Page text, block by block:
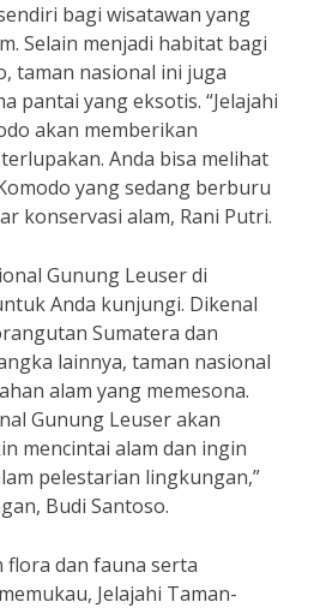
bagi wisatawan yang
Selain menjadi habitat bagi
taman nasional ini juga
pantai yang eksotis. “Jelajahi
akan memberikan
Anda bisa melihat
yang sedang berburu
konservasi alam, Rani Putri.
Gunung Leuser di
Anda kunjungi. Dikenal
Sumatera dan
lainnya, taman nasional
alam yang memesona.
Gunung Leuser akan
mencintai alam dan ingin
pelestarian lingkungan,”
Budi Santoso.
flora dan fauna serta
Jelajahi Taman-